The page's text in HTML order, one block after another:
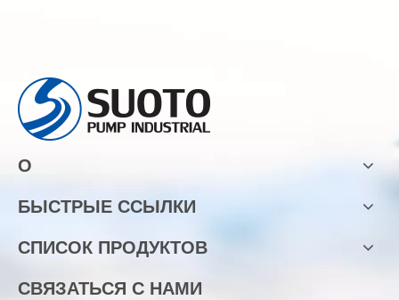
О
БЫСТРЫЕ ССЫЛКИ
СПИСОК ПРОДУКТОВ
СВЯЗАТЬСЯ С НАМИ